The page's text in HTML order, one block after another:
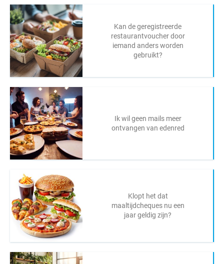
Kan de geregistreerde
restaurantvoucher door
iemand anders worden
gebruikt?
Ik wil geen mails meer
ontvangen van edenred
Klopt het dat
maaltijdcheques nu een
jaar geldig zijn?